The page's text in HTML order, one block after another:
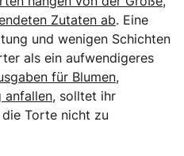
Zutaten ab. Eine
und wenigen Schichten
als ein aufwendigeres
für Blumen,
anfallen, solltet ihr
Torte nicht zu